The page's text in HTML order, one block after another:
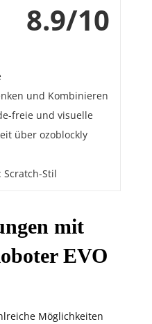
8.9/10
und Kombinieren
freie und visuelle
über ozoblockly
: Scratch-Stil
mit
EVO
Möglichkeiten